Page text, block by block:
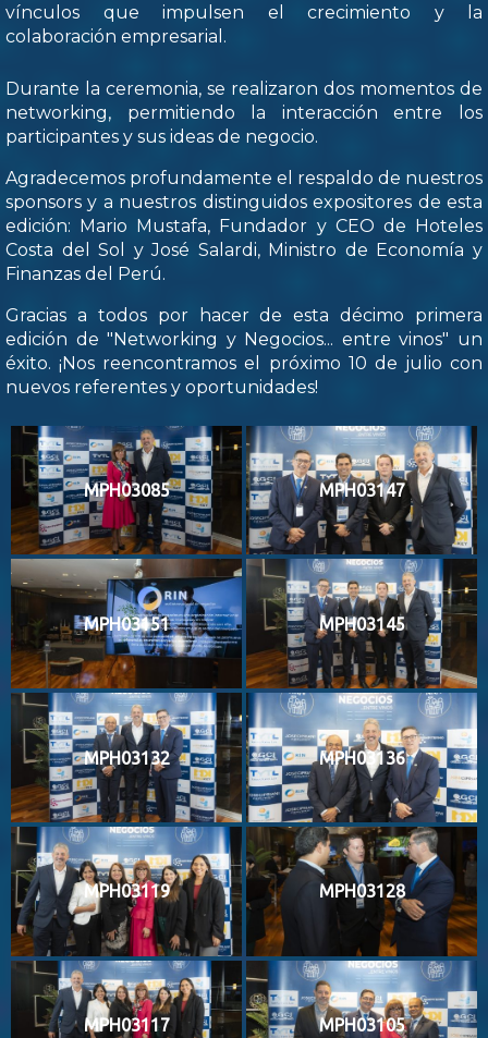
vínculos que impulsen el crecimiento y la
colaboración empresarial.
Durante la ceremonia, se realizaron dos momentos de
networking, permitiendo la interacción entre los
participantes y sus ideas de negocio.
Agradecemos profundamente el respaldo de nuestros
sponsors y a nuestros distinguidos expositores de esta
edición: Mario Mustafa, Fundador y CEO de Hoteles
Costa del Sol y José Salardi, Ministro de Economía y
Finanzas del Perú.
Gracias a todos por hacer de esta décimo primera
edición de "Networking y Negocios... entre vinos" un
éxito. ¡Nos reencontramos el próximo 10 de julio con
nuevos referentes y oportunidades!
MPH03085 MPH03147
MPH03151 MPH03145
MPH03132 MPH03136
MPH03119 MPH03128
MPH03117 MPH03105